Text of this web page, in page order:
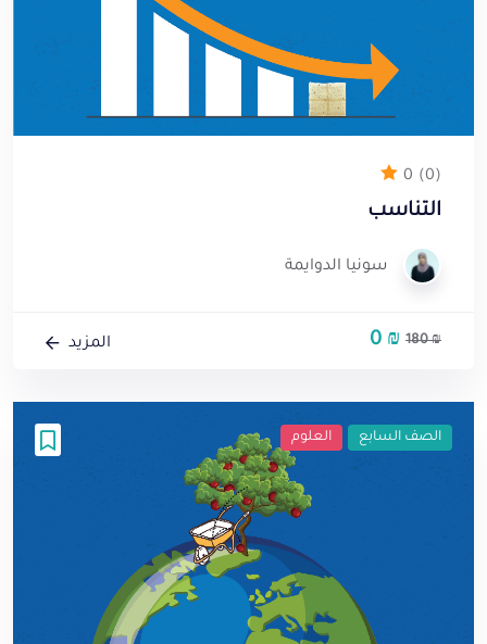
0 (0)
التناسب
سونيا الدوايمة
180₪
السعر
هو:
180 ₪.
0₪
السعر
هو:
0 ₪.
المزيد
الصف السابع العلوم